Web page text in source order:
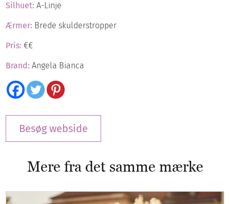
Silhuet:A-Linje
Ærmer: Brede skulderstropper
Pris:€€
Brand:Angela Bianca
Besøg webside
Mere fra det samme mærke